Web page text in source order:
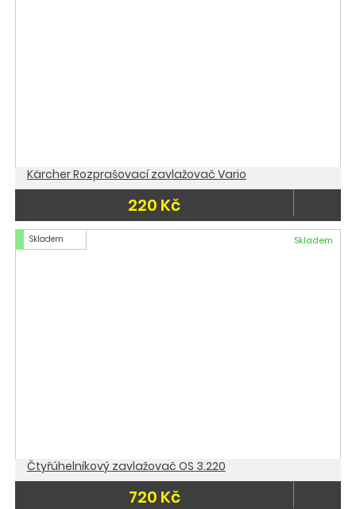
Kärcher Rozprašovací zavlažovač Vario
220 Kč
Skladem Skladem
Čtyřúhelníkový zavlažovač OS 3.220
720 Kč